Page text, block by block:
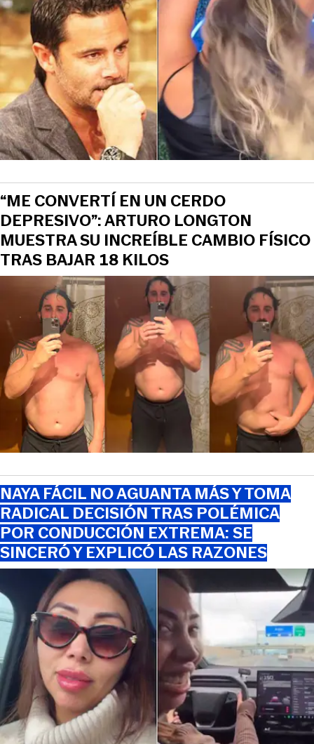
View this post on Instagram
“ME CONVERTÍ EN UN CERDO
DEPRESIVO”: ARTURO LONGTON
MUESTRA SU INCREÍBLE CAMBIO FÍSICO
TRAS BAJAR 18 KILOS
NAYA FÁCIL NO AGUANTA MÁS Y TOMA
RADICAL DECISIÓN TRAS POLÉMICA
POR CONDUCCIÓN EXTREMA: SE
SINCERÓ Y EXPLICÓ LAS RAZONES